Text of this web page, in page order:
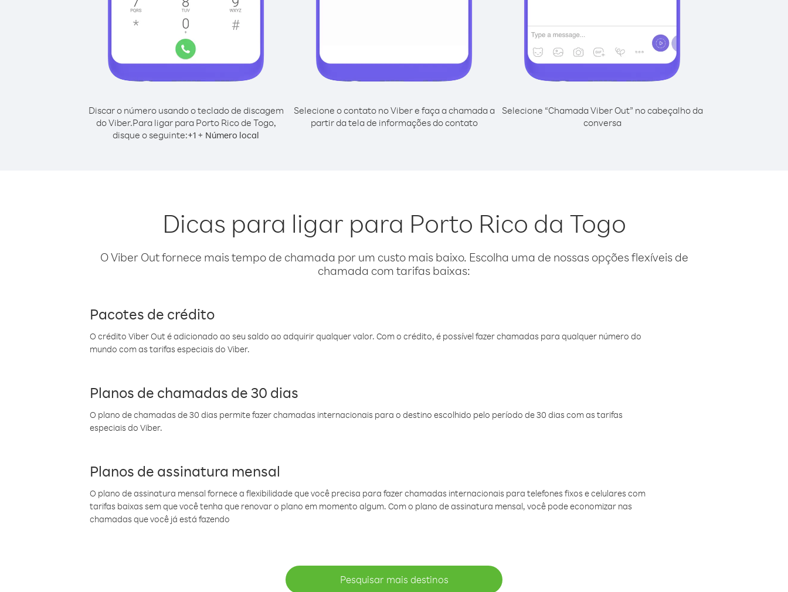
Discar o número usando o teclado de discagem
do Viber.Para ligar para Porto Rico de Togo,
disque o seguinte:+1 + Número local
Selecione o contato no Viber e faça a chamada a
partir da tela de informações do contato
Selecione “Chamada Viber Out” no cabeçalho da
conversa
Dicas para ligar para Porto Rico da Togo
O Viber Out fornece mais tempo de chamada por um custo mais baixo. Escolha uma de nossas opções flexíveis de
chamada com tarifas baixas:
Pacotes de crédito
O crédito Viber Out é adicionado ao seu saldo ao adquirir qualquer valor. Com o crédito, é possível fazer chamadas para qualquer número do
mundo com as tarifas especiais do Viber.
Planos de chamadas de 30 dias
O plano de chamadas de 30 dias permite fazer chamadas internacionais para o destino escolhido pelo período de 30 dias com as tarifas
especiais do Viber.
Planos de assinatura mensal
O plano de assinatura mensal fornece a flexibilidade que você precisa para fazer chamadas internacionais para telefones fixos e celulares com
tarifas baixas sem que você tenha que renovar o plano em momento algum. Com o plano de assinatura mensal, você pode economizar nas
chamadas que você já está fazendo
Pesquisar mais destinos